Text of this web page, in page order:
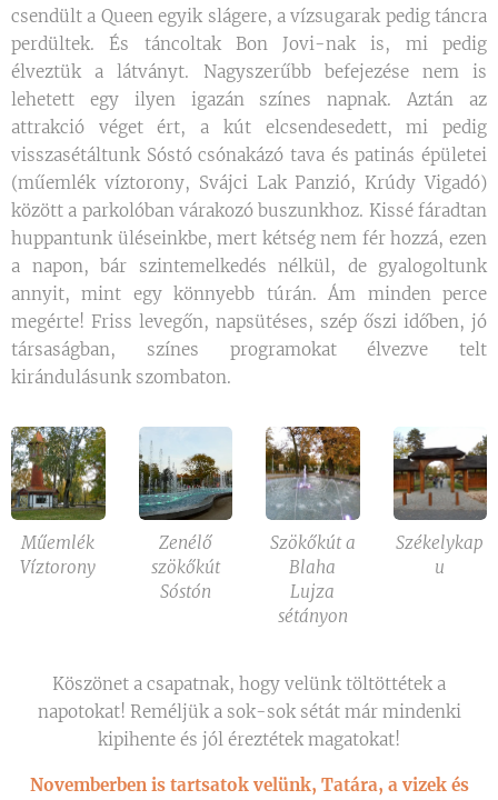
csendült a Queen egyik slágere, a vízsugarak pedig táncra
perdültek. És táncoltak Bon Jovi-nak is, mi pedig
élveztük a látványt. Nagyszerűbb befejezése nem is
lehetett egy ilyen igazán színes napnak. Aztán az
attrakció véget ért, a kút elcsendesedett, mi pedig
visszasétáltunk Sóstó csónakázó tava és patinás épületei
(műemlék víztorony, Svájci Lak Panzió, Krúdy Vigadó)
között a parkolóban várakozó buszunkhoz. Kissé fáradtan
huppantunk üléseinkbe, mert kétség nem fér hozzá, ezen
a napon, bár szintemelkedés nélkül, de gyalogoltunk
annyit, mint egy könnyebb túrán. Ám minden perce
megérte! Friss levegőn, napsütéses, szép őszi időben, jó
társaságban, színes programokat élvezve telt
kirándulásunk szombaton.
Műemlék
Víztorony
Zenélő
szökőkút
Sóstón
Szökőkút a
Blaha
Lujza
sétányon
Székelykap
u
Köszönet a csapatnak, hogy velünk töltöttétek a
napotokat! Reméljük a sok-sok sétát már mindenki
kipihente és jól éreztétek magatokat!
Novemberben is tartsatok velünk, Tatára, a vizek és